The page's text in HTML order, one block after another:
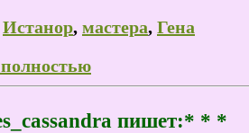
Истанор, мастера, Гена
пишет:* * *